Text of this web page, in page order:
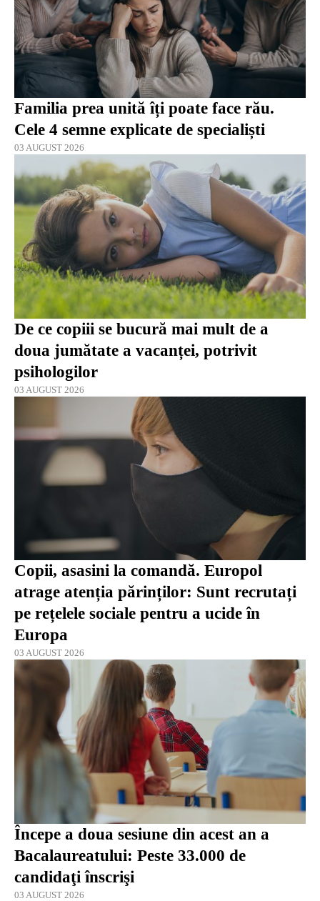
Familia prea unită îți poate face rău.
Cele 4 semne explicate de specialiști
03 AUGUST 2026
De ce copiii se bucură mai mult de a
doua jumătate a vacanței, potrivit
psihologilor
03 AUGUST 2026
Copii, asasini la comandă. Europol
atrage atenția părinților: Sunt recrutați
pe rețelele sociale pentru a ucide în
Europa
03 AUGUST 2026
Începe a doua sesiune din acest an a
Bacalaureatului: Peste 33.000 de
candidaţi înscrişi
03 AUGUST 2026